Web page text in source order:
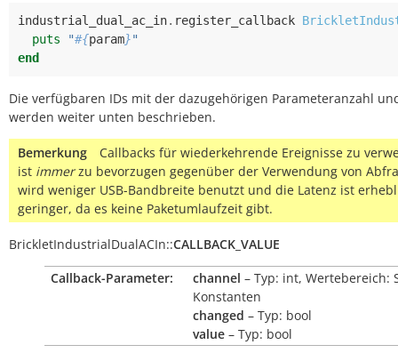
industrial_dual_ac_in. register_callback
puts
"#{param}"
end
Die verfügbaren IDs mit der dazugehörigen Parameteranzahl
werden weiter unten beschrieben.
Bemerkung
Callbacks für wiederkehrende Ereignisse zu
ist immerzu bevorzugen gegenüber der Verwendung von
wird weniger USB-Bandbreite benutzt und die Latenz ist
geringer, da es keine Paketumlaufzeit gibt.
BrickletIndustrialDualACIn::CALLBACK_VALUE
Callback-Parameter:
channel – Typ: int, Wertebereich:
Konstanten
changed – Typ: bool
value – Typ: bool